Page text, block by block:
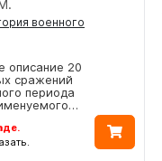
военного
описание 20
сражений
периода